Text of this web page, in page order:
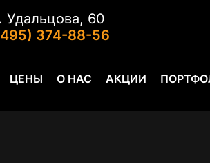
Удальцова, 60
374-88-56
ЦЕНЫ О НАС АКЦИИ